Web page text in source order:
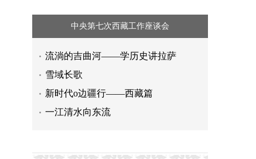
中央第七次西藏工作座谈会
流淌的吉曲河——学历史讲拉萨
雪域长歌
新时代o边疆行——西藏篇
一江清水向东流
利、商标收费1262.8亿元
长二丁火箭今年十战十捷 送“夸父一